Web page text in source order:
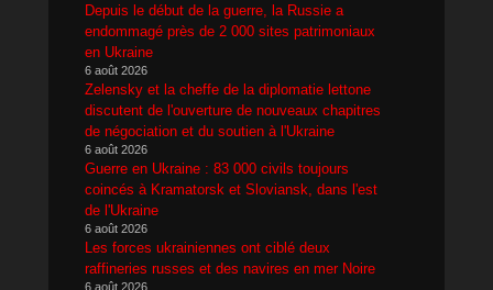
Depuis le début de la guerre, la Russie a
endommagé près de 2 000 sites patrimoniaux
en Ukraine
6 août 2026
Zelensky et la cheffe de la diplomatie lettone
discutent de l'ouverture de nouveaux chapitres
de négociation et du soutien à l'Ukraine
6 août 2026
Guerre en Ukraine : 83 000 civils toujours
coincés à Kramatorsk et Sloviansk, dans l'est
de l'Ukraine
6 août 2026
Les forces ukrainiennes ont ciblé deux
raffineries russes et des navires en mer Noire
6 août 2026